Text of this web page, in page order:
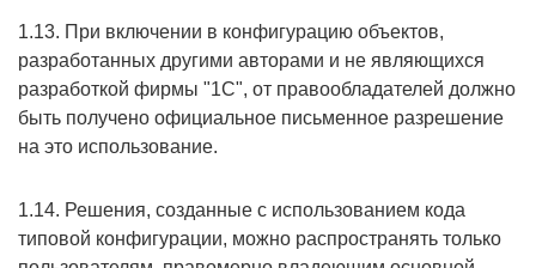
1.13. При включении в конфигурацию объектов,
разработанных другими авторами и не являющихся
разработкой фирмы "1С", от правообладателей должно
быть получено официальное письменное разрешение
на это использование.
1.14. Решения, созданные с использованием кода
типовой конфигурации, можно распространять только